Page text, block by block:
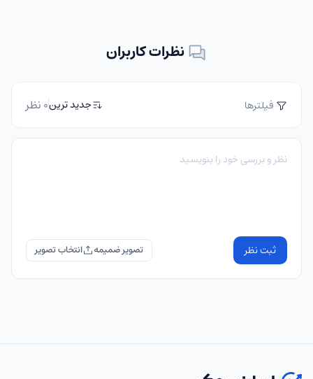
نظرات کاربران
فیلترها جدید ترین0 نظر
ثبت نظر تصویر ضمیمه